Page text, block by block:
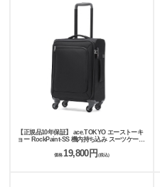
【正規品10年保証】 ace.TOKYO エーストーキ
ョー RockPaint-SS 機内持ち込み スーツケース
価格 19,800円(税込)